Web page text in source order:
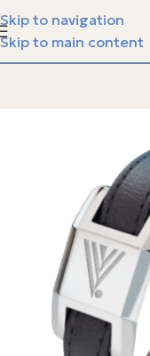
Skip to navigation
Skip to main content
- متوفر في جمعية